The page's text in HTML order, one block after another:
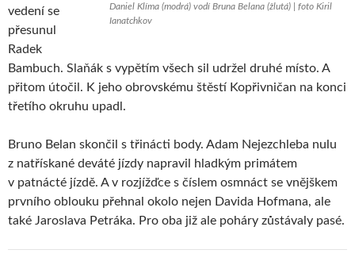
Daniel Klíma (modrá) vodí Bruna Belana (žlutá) | foto Kiril
Ianatchkov
vedení se
přesunul
Radek
Bambuch. Slaňák s vypětím všech sil udržel druhé místo. A
přitom útočil. K jeho obrovskému štěstí Kopřivničan na konci
třetího okruhu upadl.
Bruno Belan skončil s třinácti body. Adam Nejezchleba nulu
z natřískané deváté jízdy napravil hladkým primátem
v patnácté jízdě. A v rozjížďce s číslem osmnáct se vnějškem
prvního oblouku přehnal okolo nejen Davida Hofmana, ale
také Jaroslava Petráka. Pro oba již ale poháry zůstávaly pasé.